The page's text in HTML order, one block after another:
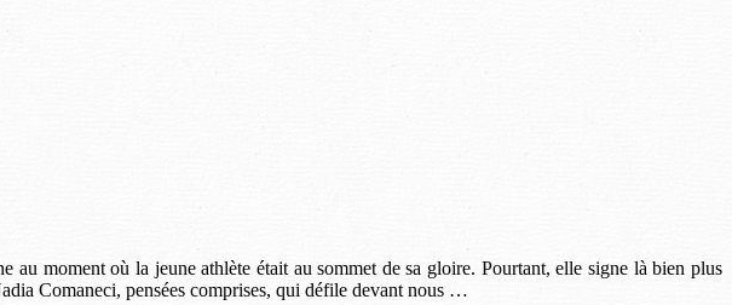
moment où la jeune athlète était au sommet de sa gloire. Pourtant, elle signe là bien plus
Comaneci, pensées comprises, qui défile devant nous …